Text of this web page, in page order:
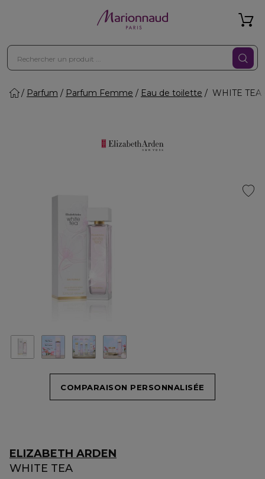
Parfum Parfum Femme Eau de toilette WHITE
COMPARAISON PERSONNALISÉE
ELIZABETH ARDEN
WHITE TEA